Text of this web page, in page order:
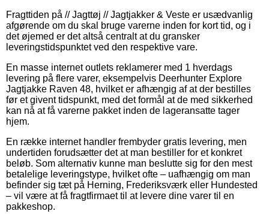
Fragttiden på // Jagttøj // Jagtjakker & Veste er usædvanlig
afgørende om du skal bruge varerne inden for kort tid, og i
det øjemed er det altså centralt at du gransker
leveringstidspunktet ved den respektive vare.
En masse internet outlets reklamerer med 1 hverdags
levering på flere varer, eksempelvis Deerhunter Explore
Jagtjakke Raven 48, hvilket er afhængig af at der bestilles
før et givent tidspunkt, med det formål at de med sikkerhed
kan nå at få varerne pakket inden de lageransatte tager
hjem.
En række internet handler frembyder gratis levering, men
undertiden forudsætter det at man bestiller for et konkret
beløb. Som alternativ kunne man beslutte sig for den mest
betalelige leveringstype, hvilket ofte – uafhængig om man
befinder sig tæt på Herning, Frederiksværk eller Hundested
– vil være at få fragtfirmaet til at levere dine varer til en
pakkeshop.